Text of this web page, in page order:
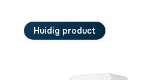
Huidig product